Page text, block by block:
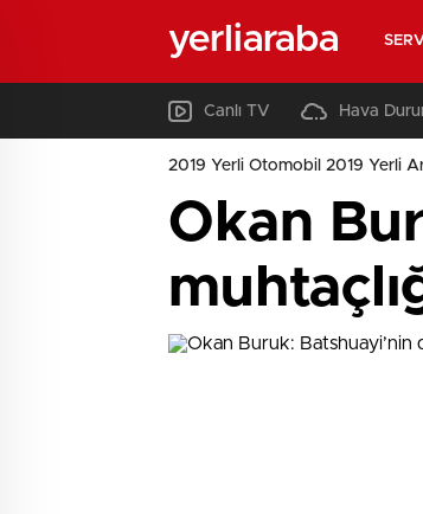
yerliaraba
Canlı TV Hava
2019 Yerli Otomobil 2019 Yerli
Okan